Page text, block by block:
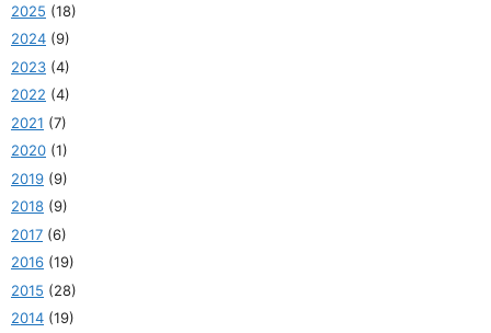
2025 (18)
2024 (9)
2023 (4)
2022 (4)
2021 (7)
2020 (1)
2019 (9)
2018 (9)
2017 (6)
2016 (19)
2015 (28)
2014 (19)